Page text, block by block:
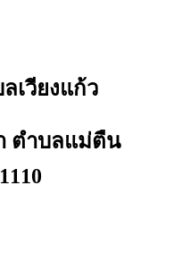
เวียงแก้ว
ตำบลแม่ตืน